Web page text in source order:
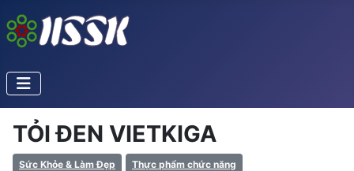
TỎI ĐEN VIETKIGA
Sức Khỏe & Làm Đẹp
Thực phẩm chức năng